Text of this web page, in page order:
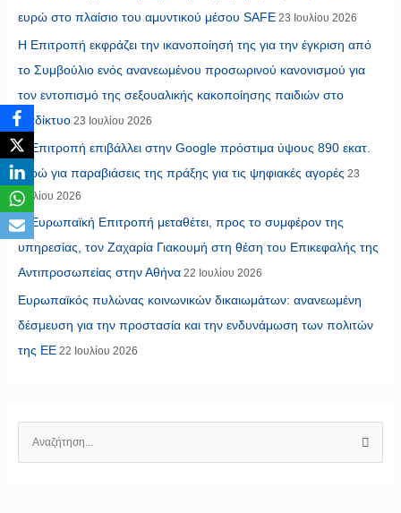
ευρώ στο πλαίσιο του αμυντικού μέσου SAFE 23 Ιουλίου 2026
Η Επιτροπή εκφράζει την ικανοποίησή της για την έγκριση από
το Συμβούλιο ενός ανανεωμένου προσωρινού κανονισμού για
τον εντοπισμό της σεξουαλικής κακοποίησης παιδιών στο
διαδίκτυο 23 Ιουλίου 2026
Η Επιτροπή επιβάλλει στην Google πρόστιμα ύψους 890 εκατ.
ευρώ για παραβιάσεις της πράξης για τις ψηφιακές αγορές 23
Ιουλίου 2026
Η Ευρωπαϊκή Επιτροπή μεταθέτει, προς το συμφέρον της
υπηρεσίας, τον Ζαχαρία Γιακουμή στη θέση του Επικεφαλής της
Αντιπροσωπείας στην Αθήνα 22 Ιουλίου 2026
Ευρωπαϊκός πυλώνας κοινωνικών δικαιωμάτων: ανανεωμένη
δέσμευση για την προστασία και την ενδυνάμωση των πολιτών
της ΕΕ 22 Ιουλίου 2026
ν